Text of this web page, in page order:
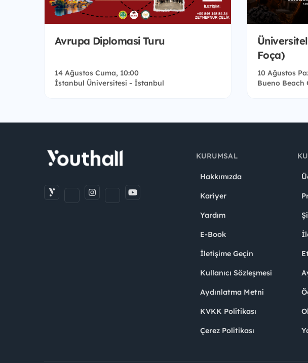
Avrupa Diplomasi Turu
14 Ağustos Cuma, 10:00
İstanbul Üniversitesi - İstanbul
Foça)
10 Ağustos
Bueno
KURUMSAL
Hakkımızda
Kariyer
Yardım
E-Book
İletişime Geçin
Kullanıcı Sözleşmesi
Aydınlatma Metni
KVKK Politikası
Çerez Politikası